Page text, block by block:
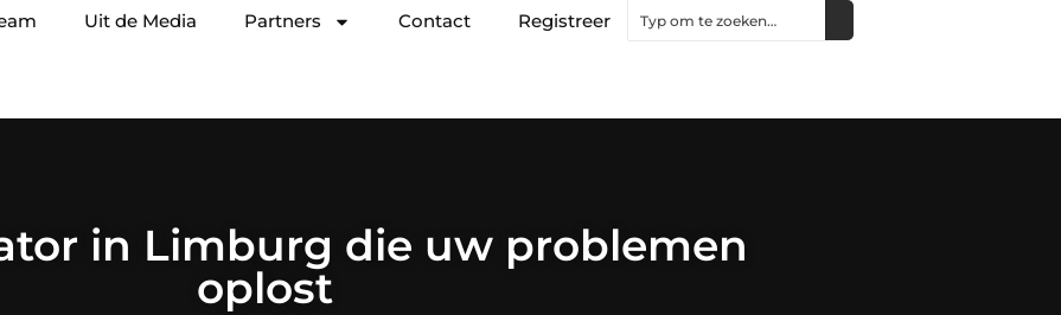
Uit de Media Partners Contact Registreer
in Limburg die uw problemen
oplost